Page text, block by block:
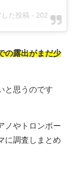
た投稿 - 2020年 5月月1日午後9時11分PDT
の露出がまだ少
と思うのです
ノやトロンボー
に調査しまとめ